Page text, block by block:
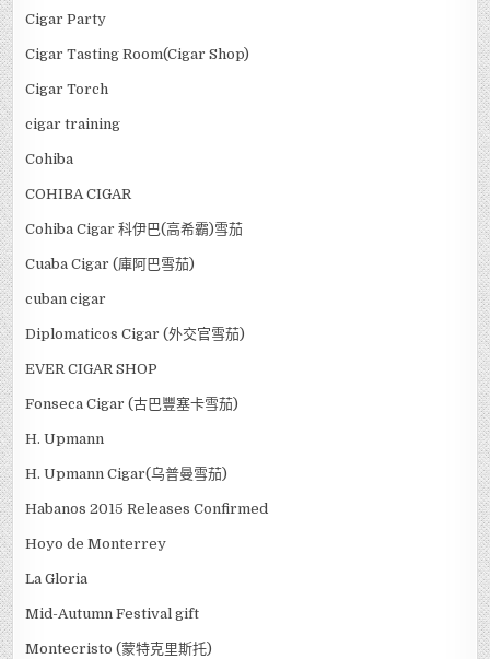
Cigar Party
Cigar Tasting Room(Cigar Shop)
Cigar Torch
cigar training
Cohiba
COHIBA CIGAR
Cohiba Cigar 科伊巴(高希霸)雪茄
Cuaba Cigar (庫阿巴雪茄)
cuban cigar
Diplomaticos Cigar (外交官雪茄)
EVER CIGAR SHOP
Fonseca Cigar (古巴豐塞卡雪茄)
H. Upmann
H. Upmann Cigar(乌普曼雪茄)
Habanos 2015 Releases Confirmed
Hoyo de Monterrey
La Gloria
Mid-Autumn Festival gift
Montecristo (蒙特克里斯托)